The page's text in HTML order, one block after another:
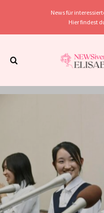
News für
Hier findest